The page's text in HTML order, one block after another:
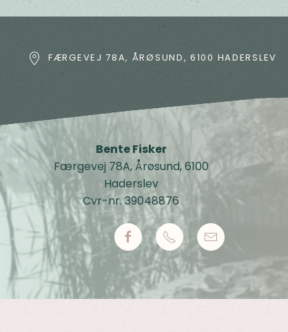
FÆRGEVEJ 78A, ÅRØSUND, 6100 HADERSLEV
Bente Fisker
Færgevej 78A, Årøsund, 6100
Haderslev
Cvr-nr. 39048876